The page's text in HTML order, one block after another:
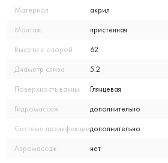
Материал акрил
Монтаж пристенная
Высота с опорой 62
Диаметр слива 5.2
Поверхность ванны Глянцевая
Гидромассаж дополнительно
Система дезинфекциидополнительно
Аэромассаж нет